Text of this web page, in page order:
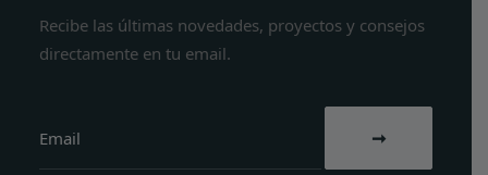
Recibe las últimas novedades, proyectos y consejos
directamente en tu email.